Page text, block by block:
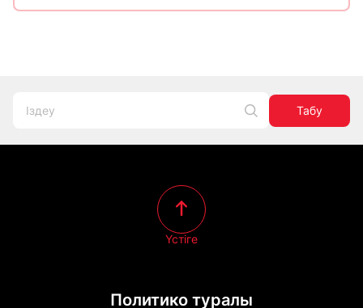
Табу
Политико туралы
Үстіге